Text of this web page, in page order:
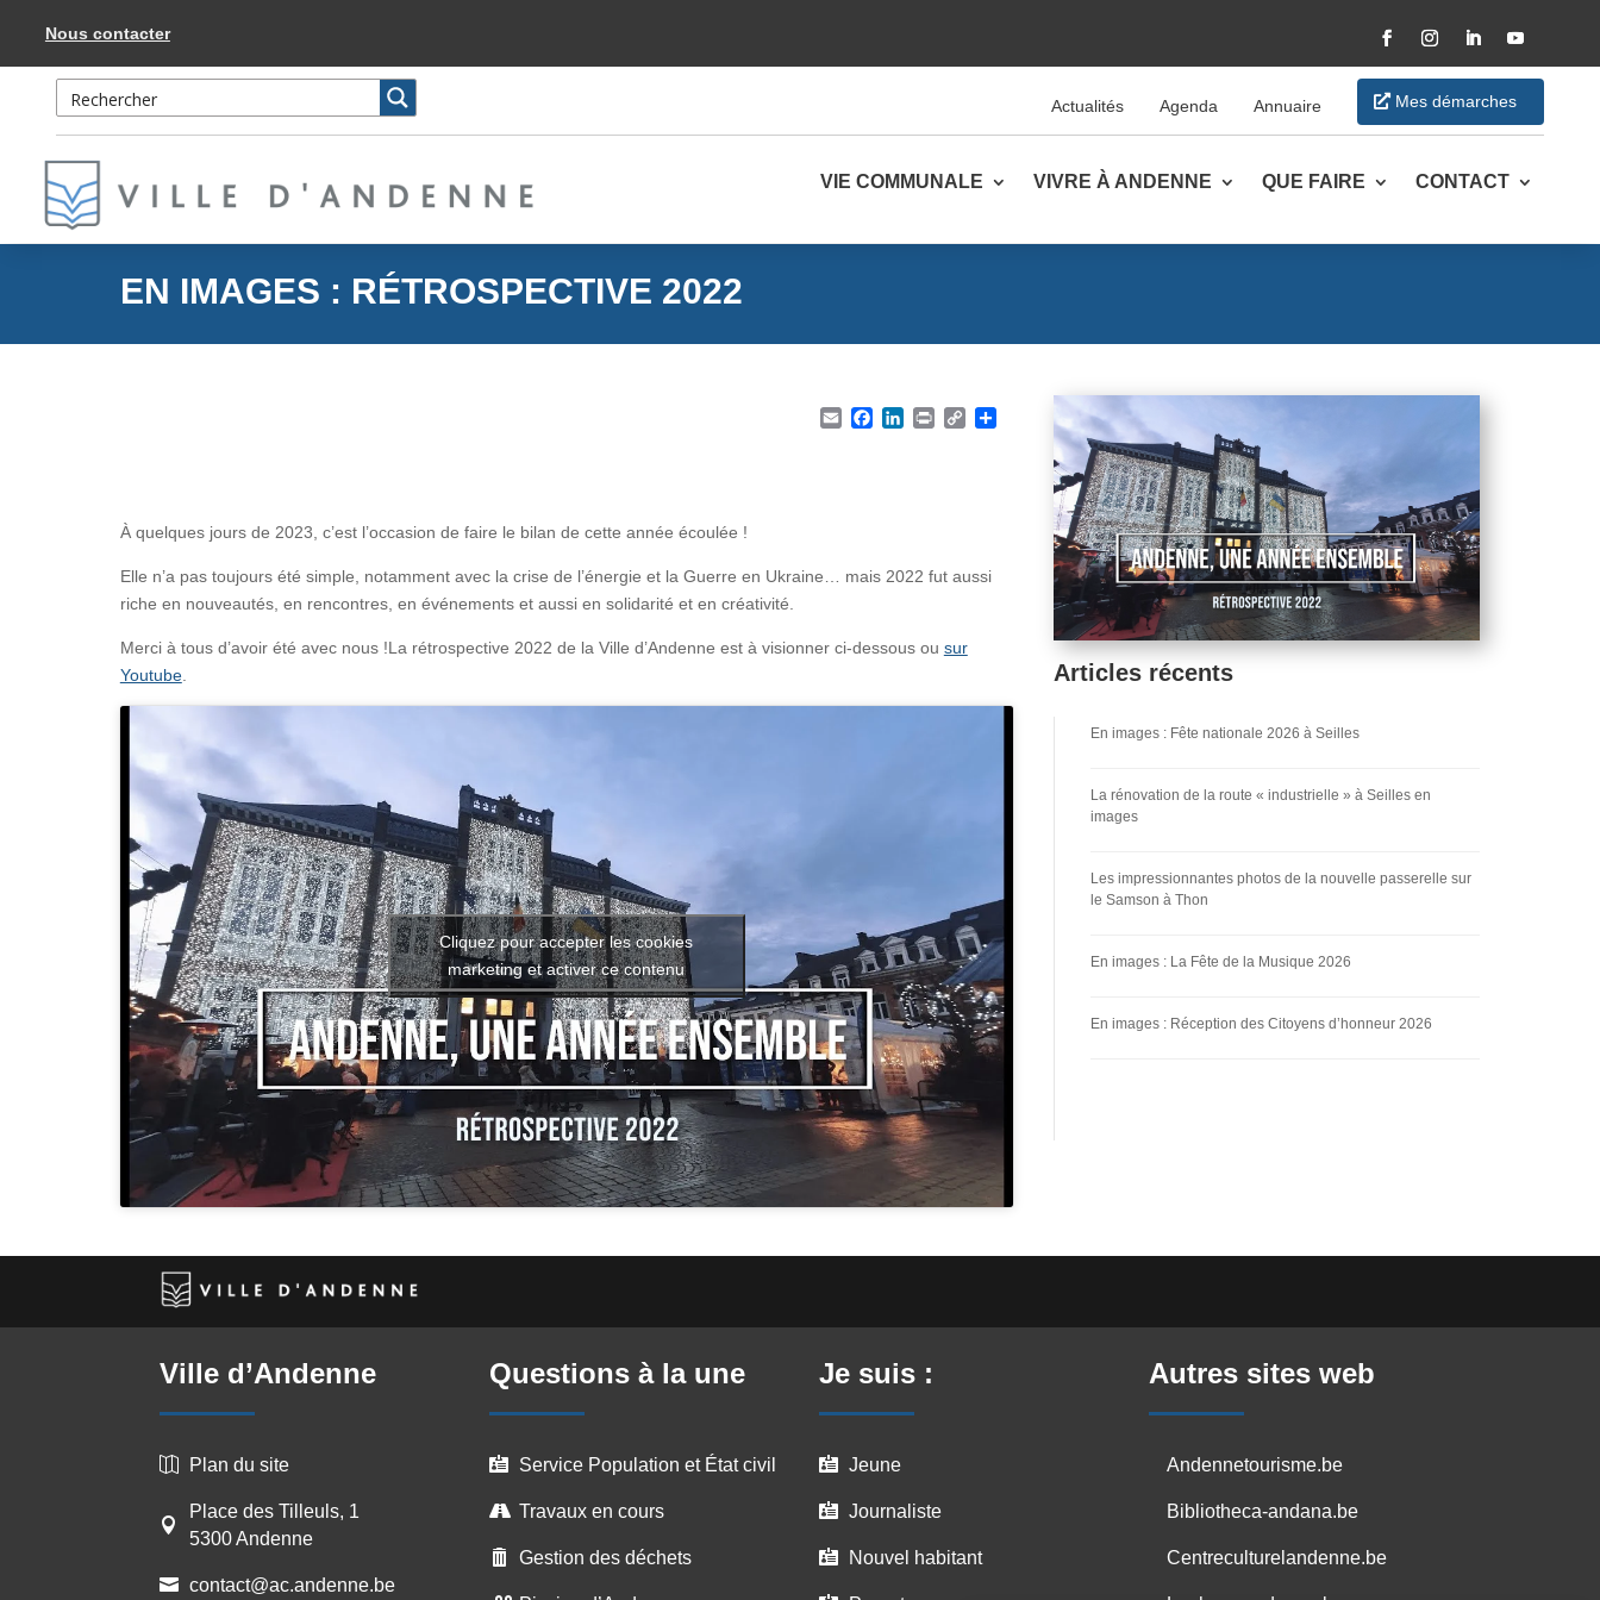
Nous contacter
FacebookInstagram
LinkedInYouTube
Actualités Agenda Annuaire Mes démarches
VIE COMMUNALE VIVRE À ANDENNE QUE FAIRE CONTACT
EN IMAGES : RÉTROSPECTIVE 2022
EmailFacebook
LinkedIn
PrintCopy Link
Partager
À quelques jours de 2023, c’est l’occasion de faire le bilan de cette année écoulée !
Elle n’a pas toujours été simple, notamment avec la crise de l’énergie et la Guerre en Ukraine… mais 2022 fut aussi
riche en nouveautés, en rencontres, en événements et aussi en solidarité et en créativité.
Merci à tous d’avoir été avec nous !La rétrospective 2022 de la Ville d’Andenne est à visionner ci-dessous ou sur
Youtube.
Cliquez pour accepter les cookies
marketing et activer ce contenu
Articles récents
En images : Fête nationale 2026 à Seilles
La rénovation de la route « industrielle » à Seilles en
images
Les impressionnantes photos de la nouvelle passerelle sur
le Samson à Thon
En images : La Fête de la Musique 2026
En images : Réception des Citoyens d’honneur 2026
Ville d’Andenne
 Plan du site

Place des Tilleuls, 1
5300 Andenne
 contact@ac.andenne.be
Questions à la une
 Service Population et État civil
 Travaux en cours
 Gestion des déchets
Je suis :
 Jeune
 Journaliste
 Nouvel habitant
Autres sites web
Andennetourisme.be
Bibliotheca-andana.be
Centreculturelandenne.be